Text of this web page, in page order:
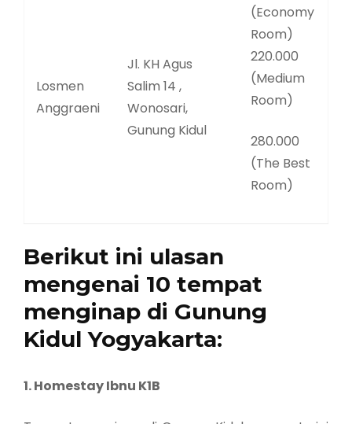
Losmen
Anggraeni
Jl. KH Agus
Salim 14 ,
Wonosari,
Gunung Kidul
(Economy
Room)
220.000
(Medium
Room)
280.000
(The Best
Room)
Berikut ini ulasan
mengenai 10 tempat
menginap di Gunung
Kidul Yogyakarta:
1. Homestay Ibnu K1B